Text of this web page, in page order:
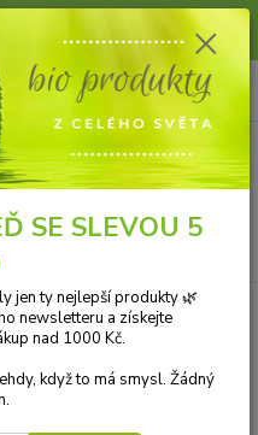
Dopřejte jim šetrnou péči s
kosmetikou.
Menu
0 ks
za 0,00 Kč
- Dámské krátké župany
prací symboly
SE SLEVOU 5
jen ty nejlepší produkty 🌿
newsletteru a získejte
nad 1000 Kč.
když to má smysl. Žádný